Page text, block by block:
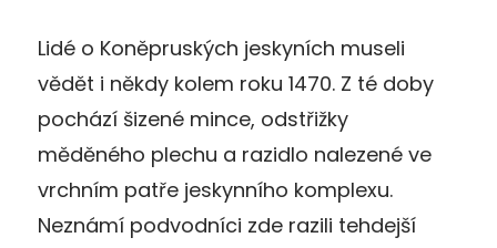
Lidé o Koněpruských jeskyních museli
vědět i někdy kolem roku 1470. Z té doby
pochází šizené mince, odstřižky
měděného plechu a razidlo nalezené ve
vrchním patře jeskynního komplexu.
Neznámí podvodníci zde razili tehdejší